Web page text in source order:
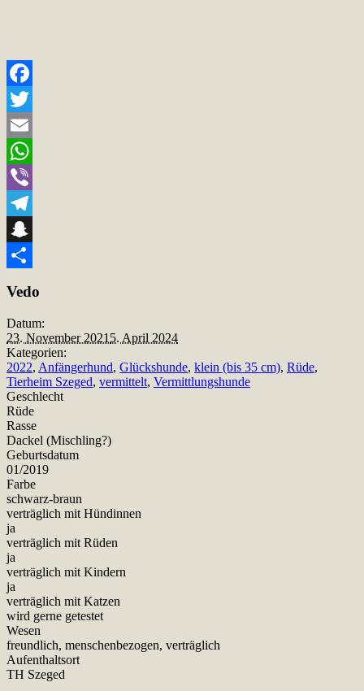
Facebook
Twitter
Email
WhatsApp
Viber
Telegram
Snapchat
Vedo
Datum:
23. November 2021 5. April 2024
Kategorien:
2022, Anfängerhund, Glückshunde, klein (bis 35 cm), Rüde,
Tierheim Szeged, vermittelt, Vermittlungshunde
Geschlecht
Rüde
Rasse
Dackel (Mischling?)
Geburtsdatum
01/2019
Farbe
schwarz-braun
verträglich mit Hündinnen
ja
verträglich mit Rüden
ja
verträglich mit Kindern
ja
verträglich mit Katzen
wird gerne getestet
Wesen
freundlich, menschenbezogen, verträglich
Aufenthaltsort
TH Szeged